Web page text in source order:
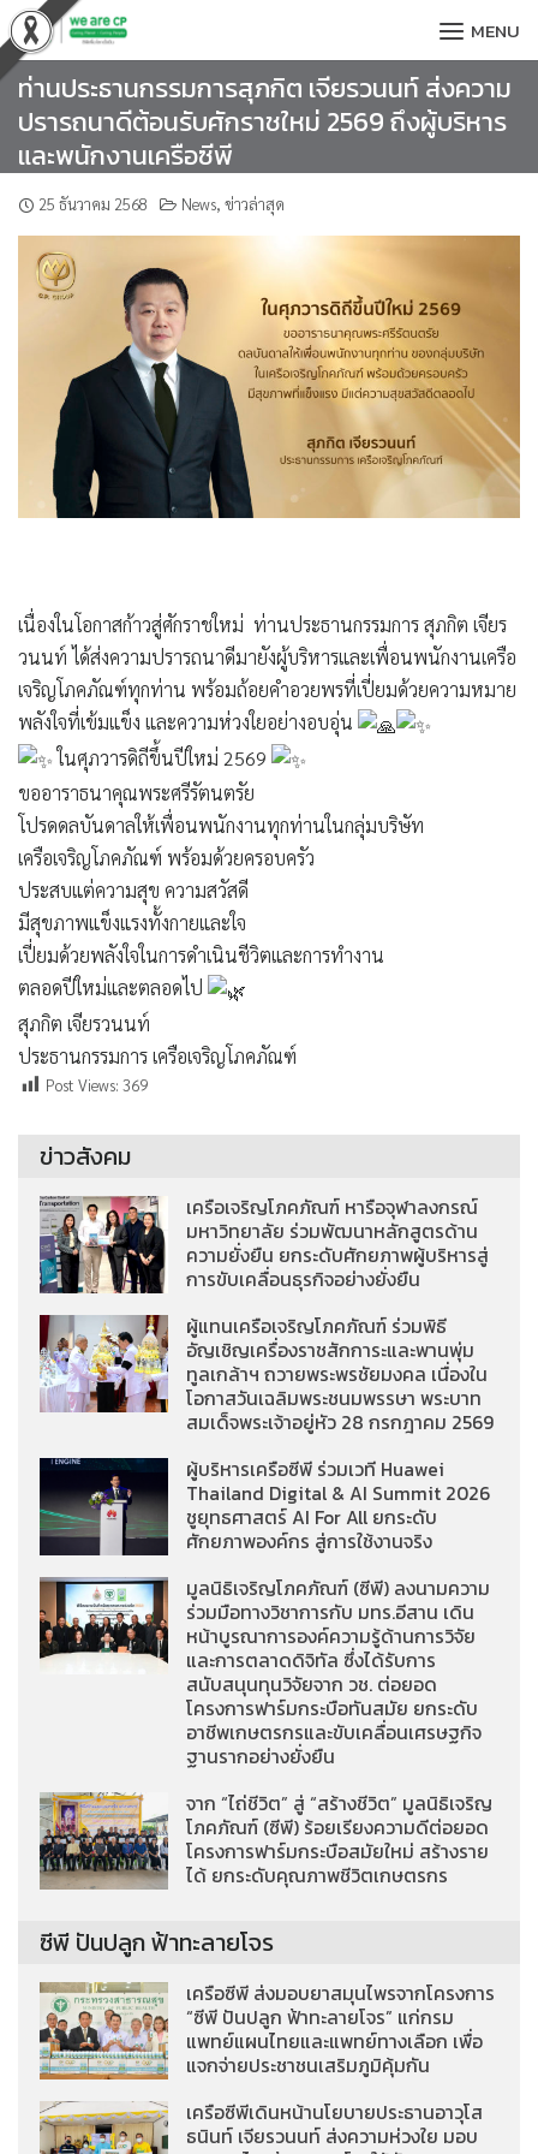
Skip
to
content
MENU
ท่านประธานกรรมการสุภกิต เจียรวนนท์ ส่งความ
ปรารถนาดีต้อนรับศักราชใหม่ 2569 ถึงผู้บริหาร
และพนักงานเครือซีพี
25 ธันวาคม 2568 News, ข่าวล่าสุด
เนื่องในโอกาสก้าวสู่ศักราชใหม่ ท่านประธานกรรมการ สุภกิต เจียร
วนนท์ ได้ส่งความปรารถนาดีมายังผู้บริหารและเพื่อนพนักงานเครือ
เจริญโภคภัณฑ์ทุกท่าน พร้อมถ้อยคำอวยพรที่เปี่ยมด้วยความหมาย
พลังใจที่เข้มแข็ง และความห่วงใยอย่างอบอุ่น
ในศุภวารดิถีขึ้นปีใหม่ 2569
ขออาราธนาคุณพระศรีรัตนตรัย
โปรดดลบันดาลให้เพื่อนพนักงานทุกท่านในกลุ่มบริษัท
เครือเจริญโภคภัณฑ์ พร้อมด้วยครอบครัว
ประสบแต่ความสุข ความสวัสดี
มีสุขภาพแข็งแรงทั้งกายและใจ
เปี่ยมด้วยพลังใจในการดำเนินชีวิตและการทำงาน
ตลอดปีใหม่และตลอดไป
สุภกิต เจียรวนนท์
ประธานกรรมการ เครือเจริญโภคภัณฑ์
Post Views: 369
ข่าวสังคม
เครือเจริญโภคภัณฑ์ หารือจุฬาลงกรณ์
มหาวิทยาลัย ร่วมพัฒนาหลักสูตรด้าน
ความยั่งยืน ยกระดับศักยภาพผู้บริหารสู่
การขับเคลื่อนธุรกิจอย่างยั่งยืน
ผู้แทนเครือเจริญโภคภัณฑ์ ร่วมพิธี
อัญเชิญเครื่องราชสักการะและพานพุ่ม
ทูลเกล้าฯ ถวายพระพรชัยมงคล เนื่องใน
โอกาสวันเฉลิมพระชนมพรรษา พระบาท
สมเด็จพระเจ้าอยู่หัว 28 กรกฎาคม 2569
ผู้บริหารเครือซีพี ร่วมเวที Huawei
Thailand Digital & AI Summit 2026
ชูยุทธศาสตร์ AI For All ยกระดับ
ศักยภาพองค์กร สู่การใช้งานจริง
มูลนิธิเจริญโภคภัณฑ์ (ซีพี) ลงนามความ
ร่วมมือทางวิชาการกับ มทร.อีสาน เดิน
หน้าบูรณาการองค์ความรู้ด้านการวิจัย
และการตลาดดิจิทัล ซึ่งได้รับการ
สนับสนุนทุนวิจัยจาก วช. ต่อยอด
โครงการฟาร์มกระบือทันสมัย ยกระดับ
อาชีพเกษตรกรและขับเคลื่อนเศรษฐกิจ
ฐานรากอย่างยั่งยืน
จาก “ไถ่ชีวิต” สู่ “สร้างชีวิต” มูลนิธิเจริญ
โภคภัณฑ์ (ซีพี) ร้อยเรียงความดีต่อยอด
โครงการฟาร์มกระบือสมัยใหม่ สร้างราย
ได้ ยกระดับคุณภาพชีวิตเกษตรกร
ซีพี ปันปลูก ฟ้าทะลายโจร
เครือซีพี ส่งมอบยาสมุนไพรจากโครงการ
“ซีพี ปันปลูก ฟ้าทะลายโจร” แก่กรม
แพทย์แผนไทยและแพทย์ทางเลือก เพื่อ
แจกจ่ายประชาชนเสริมภูมิคุ้มกัน
เครือซีพีเดินหน้านโยบายประธานอาวุโส
ธนินท์ เจียรวนนท์ ส่งความห่วงใย มอบ